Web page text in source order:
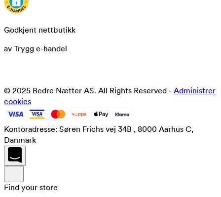
Godkjent nettbutikk
av Trygg e-handel
© 2025 Bedre Nætter AS. All Rights Reserved - Administrer
cookies
Kontoradresse: Søren Frichs vej 34B , 8000 Aarhus C,
Danmark
Find your store